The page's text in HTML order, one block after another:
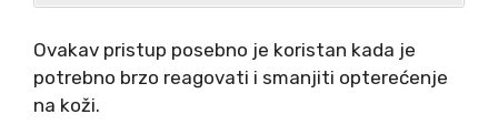
Ovakav pristup posebno je koristan kada je
potrebno brzo reagovati i smanjiti opterećenje
na koži.